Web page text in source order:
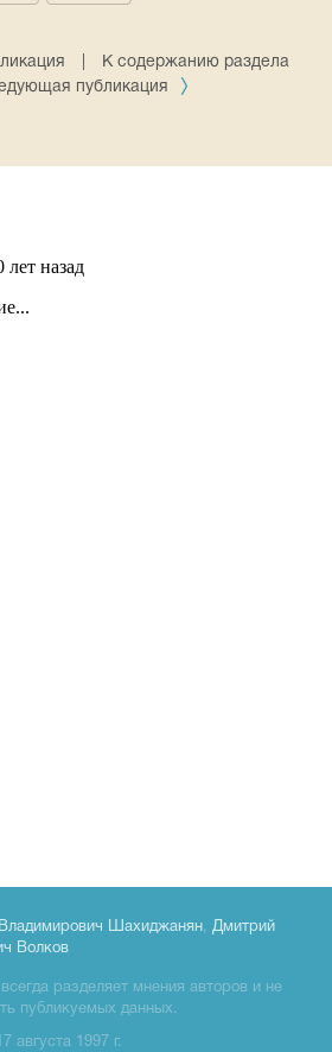
К содержанию раздела
публикация
Шахиджанян, Дмитрий
Волков
разделяет мнения авторов и не
публикуемых данных.
августа 1997 г.